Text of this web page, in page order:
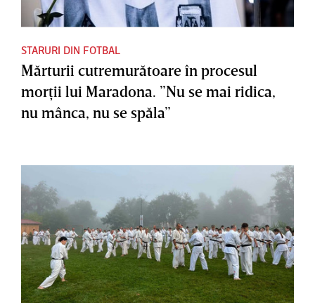
STARURI DIN FOTBAL
Mărturii cutremurătoare în procesul
morţii lui Maradona. ”Nu se mai ridica,
nu mânca, nu se spăla”